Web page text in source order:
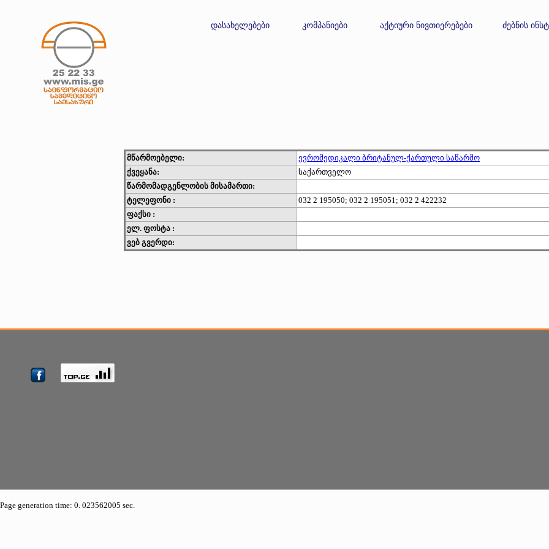
დასახელებები კომპანიები აქტიური ნივთიერებები ძებნის
მწარმოებელი:
ევრომედიკალი ბრიტანულ-ქართული საწარმო
ქვეყანა:
საქართველო
წარმომადგენლობის მისამართი:
ტელეფონი :
032 2 195050; 032 2 195051; 032 2 422232
ფაქსი :
ელ. ფოსტა :
ვებ გვერდი:
Page generation time: 0. 023562005 sec.